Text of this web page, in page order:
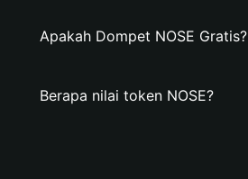
Apakah Dompet NOSE Gratis?
Berapa nilai token NOSE?